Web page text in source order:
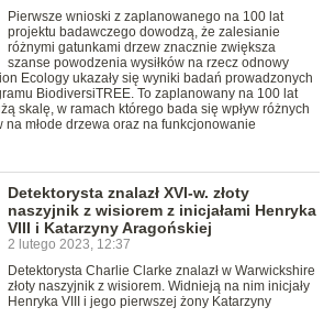
Pierwsze wnioski z zaplanowanego na 100 lat
projektu badawczego dowodzą, że zalesianie
różnymi gatunkami drzew znacznie zwiększa
szanse powodzenia wysiłków na rzecz odnowy
Ecology ukazały się wyniki badań prowadzonych
BiodiversiTREE. To zaplanowany na 100 lat
skalę, w ramach którego bada się wpływ różnych
młode drzewa oraz na funkcjonowanie
Detektorysta znalazł XVI-w. złoty
naszyjnik z wisiorem z inicjałami Henryka
VIII i Katarzyny Aragońskiej
2 lutego 2023, 12:37
Detektorysta Charlie Clarke znalazł w Warwickshire
złoty naszyjnik z wisiorem. Widnieją na nim inicjały
Henryka VIII i jego pierwszej żony Katarzyny